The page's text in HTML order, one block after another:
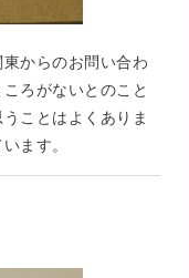
からのお問い合わ
ろがないとのこと
ことはよくありま
ます。